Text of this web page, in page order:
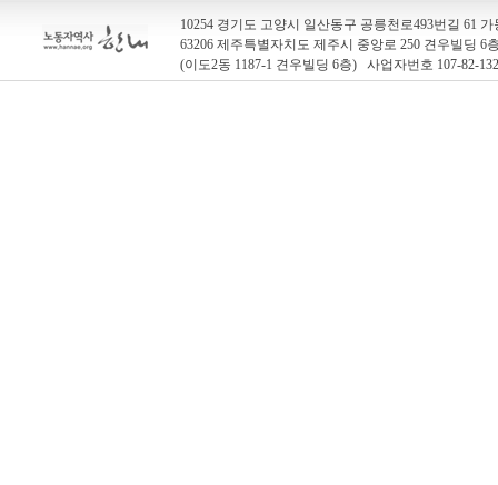
10254 경기도 고양시 일산동구 공릉천로493번길 61
63206 제주특별자치도 제주시 중앙로 250 견우빌딩 6
(이도2동 1187-1 견우빌딩 6층) 사업자번호 107-82-